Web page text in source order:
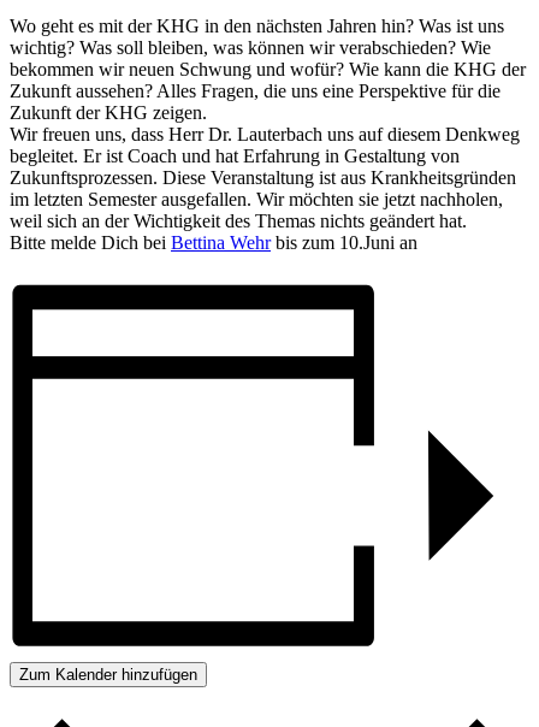
Wo geht es mit der KHG in den nächsten Jahren hin? Was ist uns
wichtig? Was soll bleiben, was können wir verabschieden? Wie
bekommen wir neuen Schwung und wofür? Wie kann die KHG der
Zukunft aussehen? Alles Fragen, die uns eine Perspektive für die
Zukunft der KHG zeigen.
Wir freuen uns, dass Herr Dr. Lauterbach uns auf diesem Denkweg
begleitet. Er ist Coach und hat Erfahrung in Gestaltung von
Zukunftsprozessen. Diese Veranstaltung ist aus Krankheitsgründen
im letzten Semester ausgefallen. Wir möchten sie jetzt nachholen,
weil sich an der Wichtigkeit des Themas nichts geändert hat.
Bitte melde Dich bei Bettina Wehrbis zum 10.Juni an
Zum Kalender hinzufügen